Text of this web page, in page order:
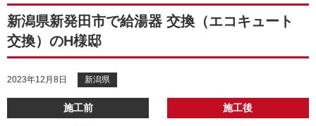
新潟県新発田市で給湯器 交換（エコキュート
交換）のH様邸
2023年12月8日 新潟県
施工前 施工後